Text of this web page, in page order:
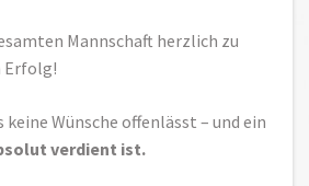
Mannschaft herzlich zu
Erfolg!
keine Wünsche offenlässt – und ein
verdient ist.